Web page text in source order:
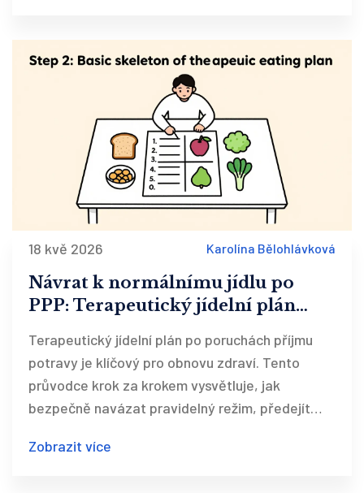
18 kvě 2026 Karolína Bělohlávková
Návrat k normálnímu jídlu po
PPP: Terapeutický jídelní plán
Terapeutický jídelní plán po poruchách příjmu
potravy je klíčový pro obnovu zdraví. Tento
průvodce krok za krokem vysvětluje, jak
bezpečně navázat pravidelný režim, předejít
s jídlem.
Zobrazit více